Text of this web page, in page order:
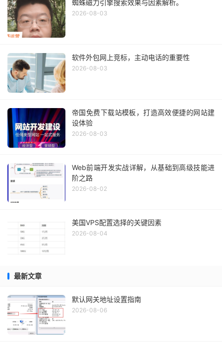
蜘蛛磁力引擎搜索效果与因素解析。
2026-08-03
软件外包网上竞标，主动电话的重要性
2026-08-03
帝国免费下载站模板，打造高效便捷的网站建
设体验
2026-08-03
Web前端开发实战详解，从基础到高级技能进
阶之路
2026-08-02
美国VPS配置选择的关键因素
2026-08-04
最新文章
默认网关地址设置指南
2026-08-06